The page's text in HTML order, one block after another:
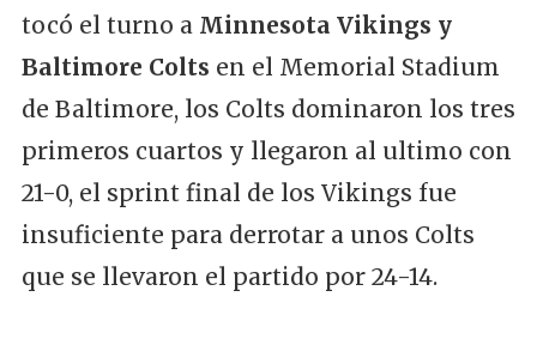
tocó el turno a Minnesota Vikings y
Baltimore Colts en el Memorial Stadium
de Baltimore, los Colts dominaron los tres
primeros cuartos y llegaron al ultimo con
21-0, el sprint final de los Vikings fue
insuficiente para derrotar a unos Colts
que se llevaron el partido por 24-14.